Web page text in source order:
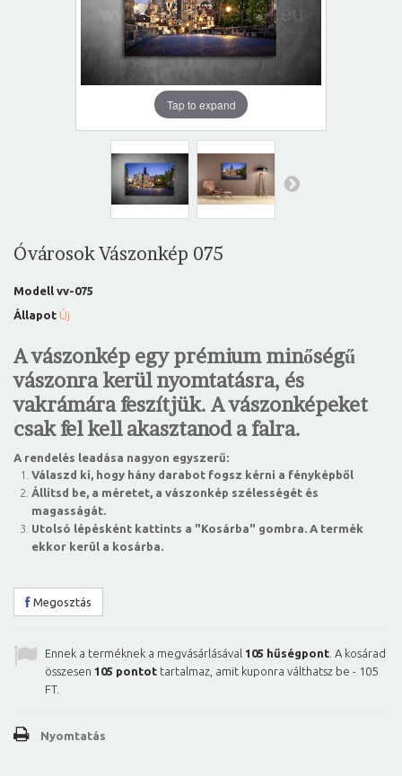
Tap to expand
Óvárosok Vászonkép 075
Modell vv-075
Állapot Új
A vászonkép egy prémium minőségű
vászonra kerül nyomtatásra, és
vakrámára feszítjük. A vászonképeket
csak fel kell akasztanod a falra.
A rendelés leadása nagyon egyszerű:
Válaszd ki, hogy hány darabot fogsz kérni a fényképből
Állítsd be, a méretet, a vászonkép szélességét és
magasságát.
Utolsó lépésként kattints a "Kosárba" gombra. A termék
ekkor kerül a kosárba.
Megosztás
Ennek a terméknek a megvásárlásával 105 hűségpont . A kosárad
összesen 105 pontot tartalmaz, amit kuponra válthatsz be - 105
FT.
Nyomtatás